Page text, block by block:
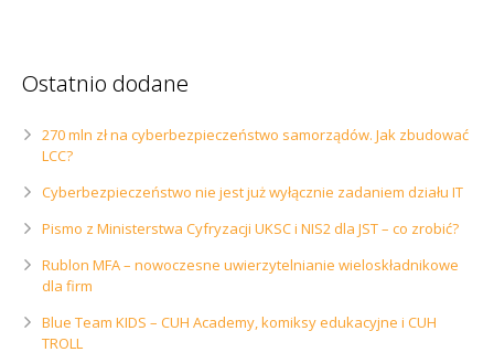
Ostatnio dodane
270 mln zł na cyberbezpieczeństwo samorządów. Jak zbudować
LCC?
Cyberbezpieczeństwo nie jest już wyłącznie zadaniem działu IT
Pismo z Ministerstwa Cyfryzacji UKSC i NIS2 dla JST – co zrobić?
Rublon MFA – nowoczesne uwierzytelnianie wieloskładnikowe
dla firm
Blue Team KIDS – CUH Academy, komiksy edukacyjne i CUH
TROLL